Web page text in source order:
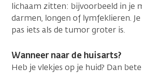
lichaam zitten: bijvoorbeeld in je
darmen, longen of lymfeklieren.
pas iets als de tumor groter is.
Wanneer naar de huisarts?
Heb je vlekjes op je huid? Dan